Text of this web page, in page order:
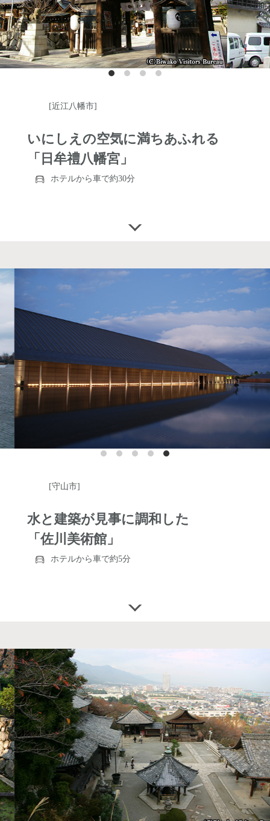
[近江八幡市]
いにしえの空気に満ちあふれる
「日牟禮八幡宮」
ホテルから車で約30分
[守山市]
水と建築が見事に調和した
「佐川美術館」
ホテルから車で約5分
https://www.sagawa-artmuseum.or.jp/